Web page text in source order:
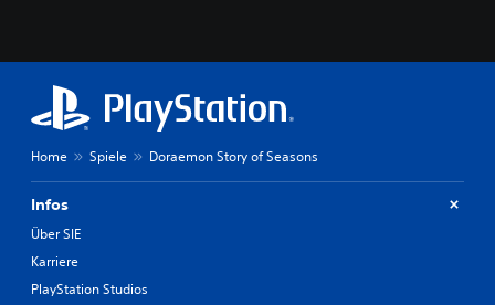
Home Spiele Doraemon Story of Seasons
Infos
Über SIE
Karriere
PlayStation Studios